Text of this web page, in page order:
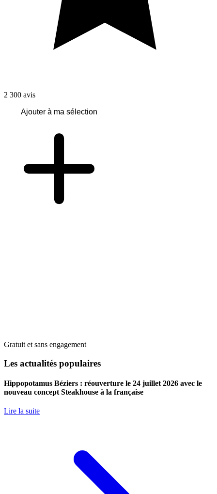
2 300 avis
Ajouter à ma sélection
Gratuit et sans engagement
Les actualités populaires
Hippopotamus Béziers : réouverture le 24 juillet 2026 avec le
nouveau concept Steakhouse à la française
Lire la suite